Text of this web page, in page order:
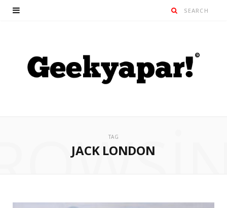
TAG
JACK LONDON